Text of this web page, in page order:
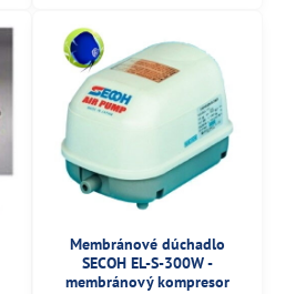
Membránové dúchadlo
SECOH EL-S-300W -
membránový kompresor